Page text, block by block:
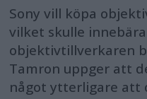
Sony vill köpa
vilket skulle
objektivtillverkaren
Tamron uppger att
något ytterligare att